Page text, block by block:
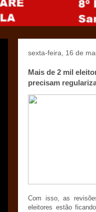
sexta-feira, 16 de
Mais de 2 mil
precisam
Com isso, as
eleitores estão